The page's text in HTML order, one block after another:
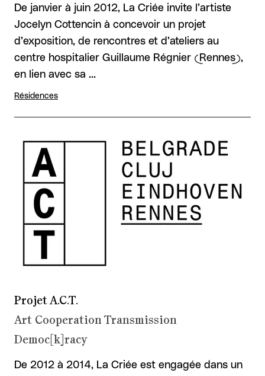
De janvier à juin 2012, La Criée invite l’artiste
Jocelyn Cottencin à concevoir un projet
d’exposition, de rencontres et d’ateliers au
centre hospitalier Guillaume Régnier (Rennes),
en lien avec sa …
Résidences
Projet A.C.T.
Art Cooperation Transmission
Democ[k]racy
De 2012 à 2014, La Criée est engagée dans un